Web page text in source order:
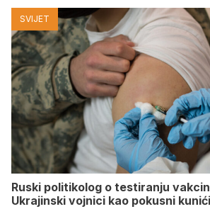
SVIJET
Ruski politikolog o testiranju
Ukrajinski vojnici kao pokusni kunići